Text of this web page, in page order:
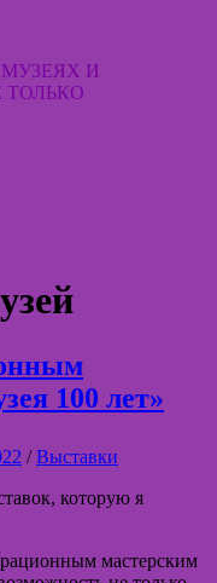
И
ТОЛЬКО
100 лет»
/ Выставки
которую я
мастерским